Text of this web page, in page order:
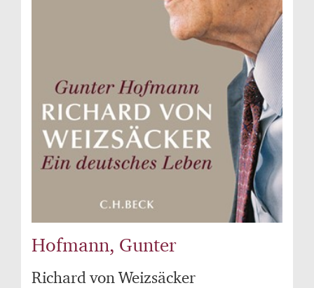
Hofmann, Gunter
Richard von Weizsäcker